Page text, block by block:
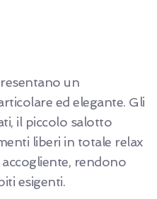
un
ed elegante. Gli
il piccolo salotto
liberi in totale relax
rendono
esigenti.